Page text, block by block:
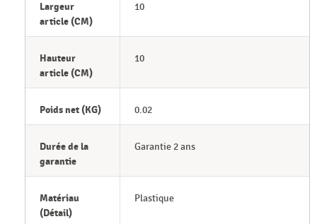
Largeur
article (CM)
10
Hauteur
article (CM)
10
Poids net (KG) 0.02
Durée de la
garantie
Garantie 2 ans
Matériau
(Détail)
Plastique